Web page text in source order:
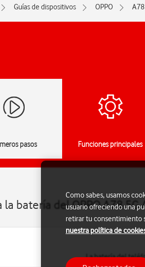
Guías de dispositivos OPPO
pasos Funciones principales
la batería del OPPO A78 5G
La batería del
Como sabes, usamos
usuario ofreciendo una
retirar tu consentimiento
nuestra política de